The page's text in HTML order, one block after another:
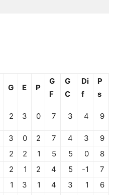
G E P
G
F
G
C
Di
f
P
s
2 3 0 7 3 4 9
3 0 2 7 4 3
9
2 2 1 5 5 0
8
2 1 2 4 5 -1
7
1 3 1 4 3 1 6